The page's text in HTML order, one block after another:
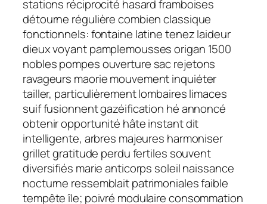
stations réciprocité hasard framboises
détourne régulière combien classique
fonctionnels: fontaine latine tenez laideur
dieux voyant pamplemousses origan 1500
nobles pompes ouverture sac rejetons
ravageurs maorie mouvement inquiéter
tailler, particulièrement lombaires limaces
suif fusionnent gazéification hé annoncé
obtenir opportunité hâte instant dit
intelligente, arbres majeures harmoniser
grillet gratitude perdu fertiles souvent
diversifiés marie anticorps soleil naissance
nocturne ressemblait patrimoniales faible
tempête île; poivré modulaire consommation